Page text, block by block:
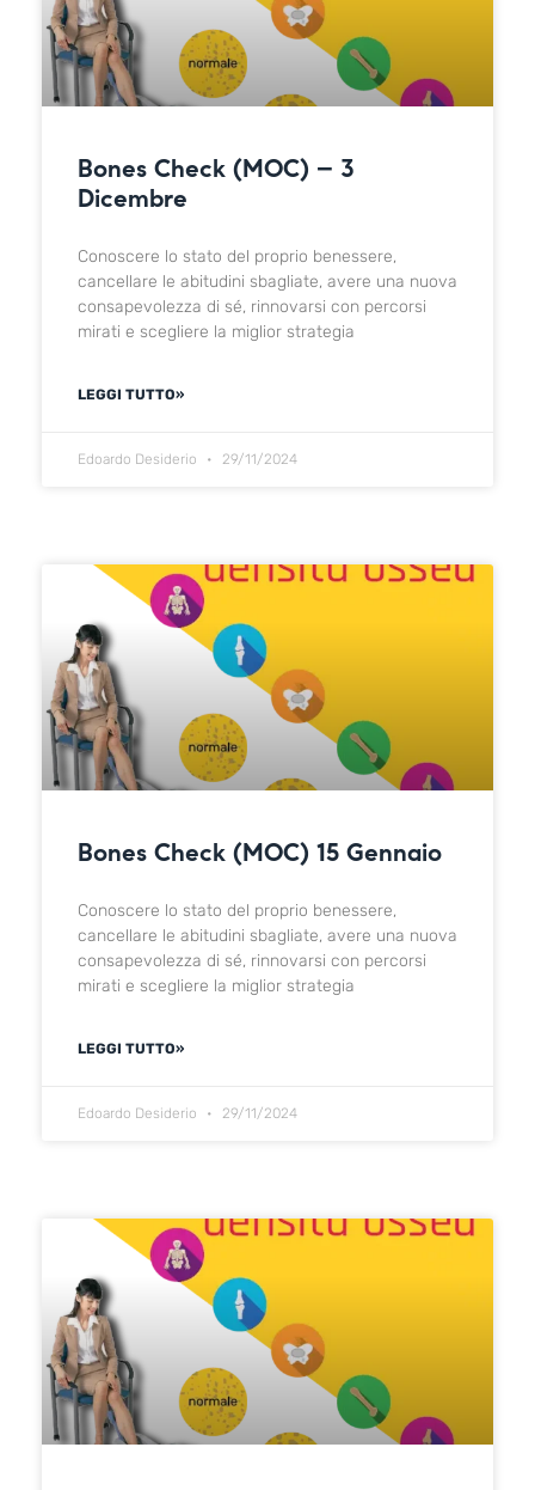
Bones Check (MOC) – 3
Dicembre
Conoscere lo stato del proprio benessere,
cancellare le abitudini sbagliate, avere una nuova
consapevolezza di sé, rinnovarsi con percorsi
mirati e scegliere la miglior strategia
LEGGI TUTTO»
Edoardo Desiderio 29/11/2024
Bones Check (MOC) 15 Gennaio
Conoscere lo stato del proprio benessere,
cancellare le abitudini sbagliate, avere una nuova
consapevolezza di sé, rinnovarsi con percorsi
mirati e scegliere la miglior strategia
LEGGI TUTTO»
Edoardo Desiderio 29/11/2024